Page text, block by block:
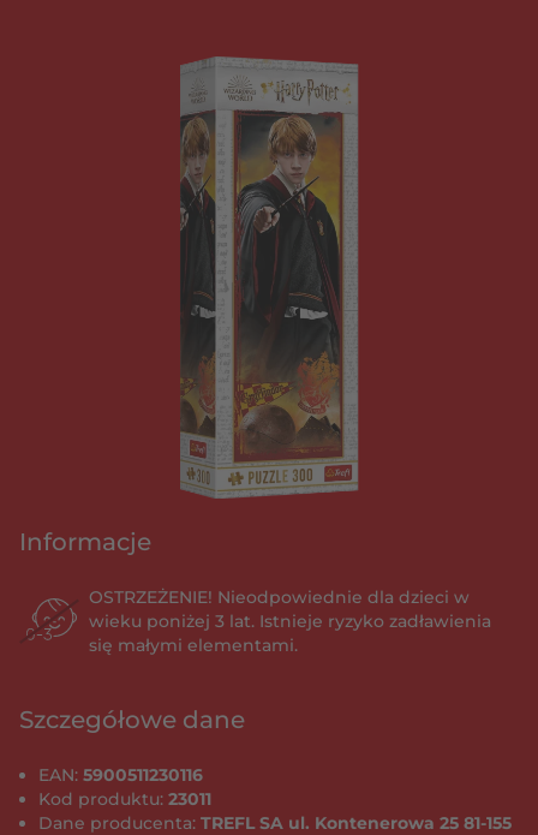
Informacje
OSTRZEŻENIE! Nieodpowiednie dla dzieci w
wieku poniżej 3 lat. Istnieje ryzyko zadławienia
się małymi elementami.
Szczegółowe dane
EAN: 5900511230116
Kod produktu: 23011
Dane producenta: TREFL SA ul. Kontenerowa 25 81-155